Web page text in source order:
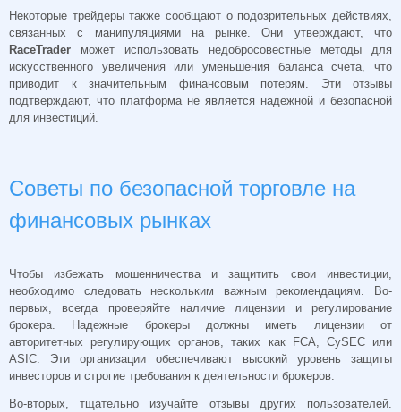
Некоторые трейдеры также сообщают о подозрительных действиях,
связанных с манипуляциями на рынке. Они утверждают, что
RaceTrader может использовать недобросовестные методы для
искусственного увеличения или уменьшения баланса счета, что
приводит к значительным финансовым потерям. Эти отзывы
подтверждают, что платформа не является надежной и безопасной
для инвестиций.
Советы по безопасной торговле на
финансовых рынках
Чтобы избежать мошенничества и защитить свои инвестиции,
необходимо следовать нескольким важным рекомендациям. Во-
первых, всегда проверяйте наличие лицензии и регулирование
брокера. Надежные брокеры должны иметь лицензии от
авторитетных регулирующих органов, таких как FCA, CySEC или
ASIC. Эти организации обеспечивают высокий уровень защиты
инвесторов и строгие требования к деятельности брокеров.
Во-вторых, тщательно изучайте отзывы других пользователей.